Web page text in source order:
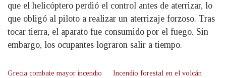
que el helicóptero perdió el control antes de aterrizar, lo
que obligó al piloto a realizar un aterrizaje forzoso. Tras
tocar tierra, el aparato fue consumido por el fuego. Sin
embargo, los ocupantes lograron salir a tiempo.
Grecia combate mayor incendio
Incendio forestal en el volcán